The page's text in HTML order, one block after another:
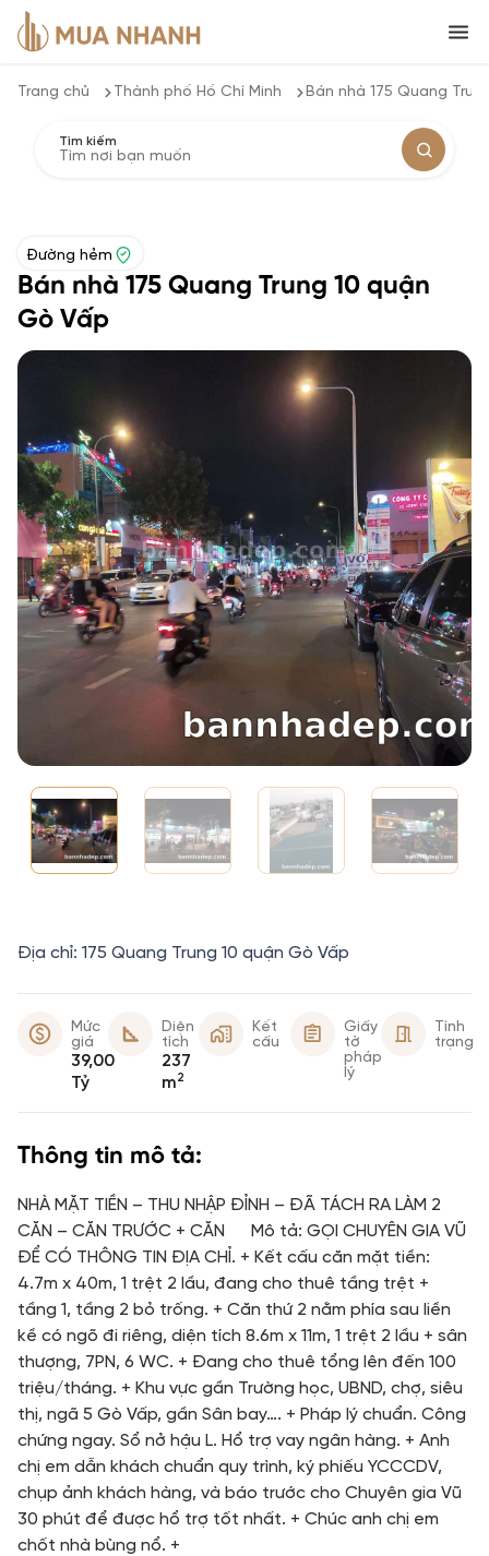
Trang chủ Thành phố Hồ Chí Minh Bán nhà 175 Quang
Tìm kiếm
Đường hẻm
Bán nhà 175 Quang Trung 10 quận
Gò Vấp
Địa chỉ: 175 Quang Trung 10 quận Gò Vấp
Mức
giá
39,00
Tỷ
Diện
tích
237
m2
Kết
cấu
Giấy
tờ
pháp
lý
Tình
trạng
Thông tin mô tả:
NHÀ MẶT TIỀN – THU NHẬP ĐỈNH – ĐÃ TÁCH RA LÀM 2
CĂN – CĂN TRƯỚC + CĂN Mô tả: GỌI CHUYÊN GIA VŨ
ĐỂ CÓ THÔNG TIN ĐỊA CHỈ. + Kết cấu căn mặt tiền:
4.7m x 40m, 1 trệt 2 lầu, đang cho thuê tầng trệt +
tầng 1, tầng 2 bỏ trống. + Căn thứ 2 nằm phía sau liền
kề có ngõ đi riêng, diện tích 8.6m x 11m, 1 trệt 2 lầu + sân
thượng, 7PN, 6 WC. + Đang cho thuê tổng lên đến 100
triệu/tháng. + Khu vực gần Trường học, UBND, chợ, siêu
thị, ngã 5 Gò Vấp, gần Sân bay…. + Pháp lý chuẩn. Công
chứng ngay. Sổ nở hậu L. Hổ trợ vay ngân hàng. + Anh
chị em dẫn khách chuẩn quy trình, ký phiếu YCCCDV,
chụp ảnh khách hàng, và báo trước cho Chuyên gia Vũ
30 phút để được hổ trợ tốt nhất. + Chúc anh chị em
chốt nhà bùng nổ. +